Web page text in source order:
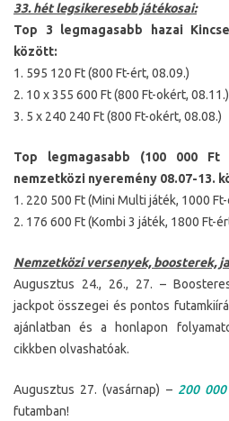
33. hét legsikeresebb játékosai:
Top 3 legmagasabb hazai
között:
1. 595 120 Ft (800 Ft-ért, 08.09.)
2. 10 x 355 600 Ft (800 Ft-okért, 08.11.)
3. 5 x 240 240 Ft (800 Ft-okért, 08.08.)
Top legmagasabb (100 000
nemzetközi nyeremény 08.07-13.
1. 220 500 Ft (Mini Multi játék, 1000
2. 176 600 Ft (Kombi 3 játék, 1800 Ft-
Nemzetközi versenyek, boosterek,
Augusztus 24., 26., 27. –
jackpot összegei és pontos
ajánlatban és a honlapon
cikkben olvashatóak.
Augusztus 27. (vasárnap) – 200
futamban!